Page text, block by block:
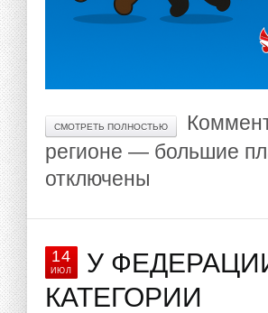
СМОТРЕТЬ ПОЛНОСТЬЮ
регионе — большие
отключены
14
ИЮЛ
У
КАТЕГОРИИ